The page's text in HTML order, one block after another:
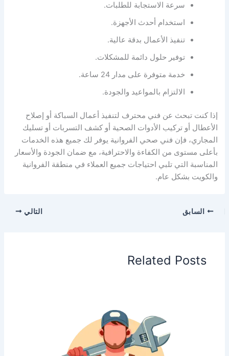
سرعة الاستجابة للطلبات.
استخدام أحدث الأجهزة.
تنفيذ الأعمال بدقة عالية.
توفير حلول دائمة للمشكلات.
خدمة متوفرة على مدار 24 ساعة.
الالتزام بالمواعيد والجودة.
إذا كنت تبحث عن فني محترف لتنفيذ أعمال السباكة أو إصلاح
الأعطال أو تركيب الأدوات الصحية أو كشف التسربات أو تسليك
المجاري، فإن فني صحي الفروانية يوفر لك جميع هذه الخدمات
بأعلى مستوى من الكفاءة والاحترافية، مع ضمان الجودة والأسعار
المناسبة التي تلبي احتياجات جميع العملاء في منطقة الفروانية
والكويت بشكل عام.
السابق التالي
Related Posts